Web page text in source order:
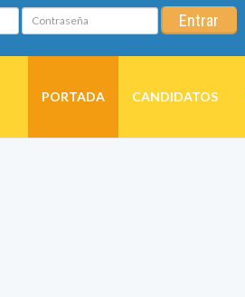
Contraseña Entrar
PORTADA CANDIDATOS